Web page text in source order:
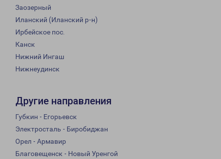
Заозерный
Иланский (Иланский р-н)
Ирбейское пос.
Канск
Нижний Ингаш
Нижнеудинск
Другие направления
Губкин - Егорьевск
Электросталь - Биробиджан
Орел - Армавир
Благовещенск - Новый Уренгой